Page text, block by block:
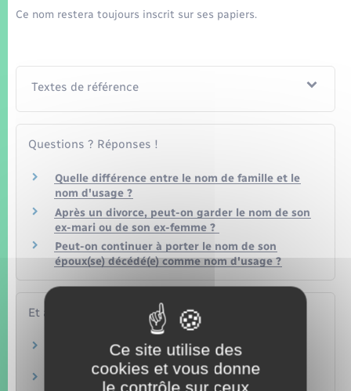
Ce nom restera toujours inscrit sur ses papiers.
Textes de référence
Questions ? Réponses !
Quelle différence entre le nom de famille et le
nom d'usage ?
Après un divorce, peut-on garder le nom de son
ex-mari ou de son ex-femme ?
Peut-on continuer à porter le nom de son
époux(se) décédé(e) comme nom d'usage ?
Et aussi
Changement d'état civil
Papiers – Citoyenneté – Élections
Nom d'usage : utilisation du nom de sa femme
Ce site utilise des
cookies et vous donne
le contrôle sur ceux